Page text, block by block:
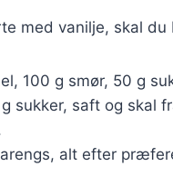
med vanilje, skal
100 g smør, 50 g
sukker, saft og skal
alt efter